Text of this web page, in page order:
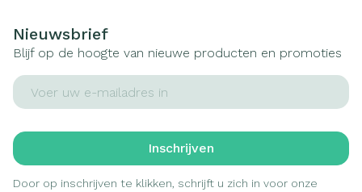
Nieuwsbrief
Blijf op de hoogte van nieuwe producten en promoties
E-mail adres
Inschrijven
Door op inschrijven te klikken, schrijft u zich in voor onze